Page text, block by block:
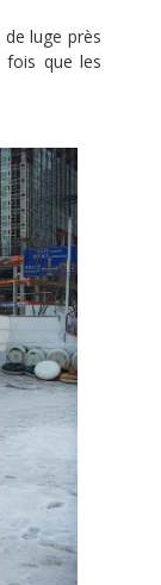
luge près
fois que les